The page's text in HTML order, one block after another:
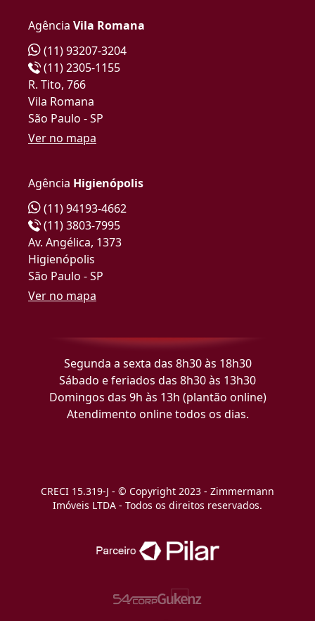
Agência Vila Romana
(11) 93207-3204
(11) 2305-1155
R. Tito, 766
Vila Romana
São Paulo - SP
Ver no mapa
Agência Higienópolis
(11) 94193-4662
(11) 3803-7995
Av. Angélica, 1373
Higienópolis
São Paulo - SP
Ver no mapa
Segunda a sexta das 8h30 às 18h30
Sábado e feriados das 8h30 às 13h30
Domingos das 9h às 13h (plantão online)
Atendimento online todos os dias.
CRECI 15.319-J - © Copyright 2023 - Zimmermann
Imóveis LTDA - Todos os direitos reservados.